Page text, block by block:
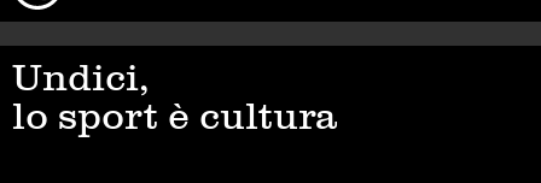
Undici,
lo sport è cultura